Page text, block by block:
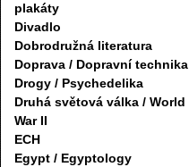
plakáty
Divadlo
Dobrodružná literatura
Doprava / Dopravní technika
Drogy / Psychedelika
Druhá světová válka / World
War II
ECH
Egypt / Egyptology